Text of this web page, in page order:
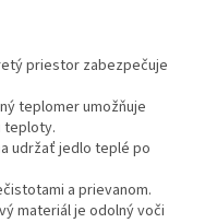
priestor zabezpečuje
teplomer umožňuje
teploty.
udržať jedlo teplé po
a prievanom.
materiál je odolný voči